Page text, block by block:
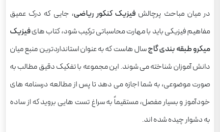
در میان مباحث پرچالش فیزیک کنکور ریاضی، جایی که درک عمیق
مفاهیم فیزیکی باید با مهارت محاسباتی ترکیب شود، کتاب هایفیزیک
میکرو طبقه بندی گاجسال هاست که به عنوان استانداردترین منبع میان
دانش آموزان شناخته می شوند. این مجموعه با تفکیک دقیق مطالب به
صورت موضوعی، به شما اجازه می دهد تا پس از مطالعه درسنامه های
خودآموز و بسیار مفصل، مستقیماً به سراغ تست هایی بروید که از ساده
به دشوار چیده شده اند.